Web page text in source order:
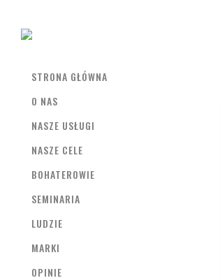
STRONA GŁÓWNA
O NAS
NASZE USŁUGI
NASZE CELE
BOHATEROWIE
SEMINARIA
LUDZIE
MARKI
OPINIE